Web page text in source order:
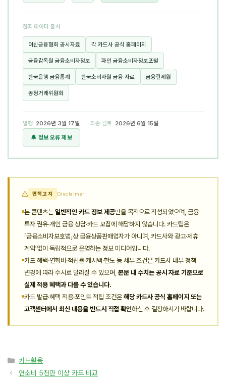
참조 데이터 출처
여신금융협회 공시자료 각 카드사 공식 홈페이지
금융감독원 금융소비자정보 파인 금융소비자정보포털
한국은행 금융통계 한국소비자원 금융 자료 금융결제원
공정거래위원회
발행 2026년 3월 17일 · 최종 검토
2026년 6월 15일
🔔 정보 오류 제보
면책고지 Disclaimer
본 콘텐츠는 일반적인 카드 정보 제공만을 목적으로 작성되었으며, 금융
투자 권유·개인 금융 상담·카드 모집에 해당하지 않습니다. 카드팁은
「금융소비자보호법」상 금융상품판매업자가 아니며, 카드사와 광고·제휴
계약 없이 독립적으로 운영하는 정보 미디어입니다.
카드 혜택·연회비·적립률·캐시백·한도 등 세부 조건은 카드사 내부 정책
변경에 따라 수시로 달라질 수 있으며,본문 내 수치는 공시 자료 기준으로
실제 적용 혜택과 다를 수 있습니다.
카드 발급·혜택 적용·포인트 적립 조건은 해당 카드사 공식 홈페이지 또는
고객센터에서 최신 내용을 반드시 직접 확인하신 후 결정하시기 바랍니다.
카
테
카드활용
연소비 5천만 이상 카드 비교